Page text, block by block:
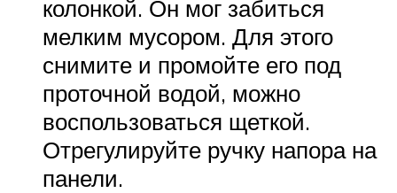
колонкой. Он мог забиться
мелким мусором. Для этого
снимите и промойте его под
проточной водой, можно
воспользоваться щеткой.
Отрегулируйте ручку напора на
панели.